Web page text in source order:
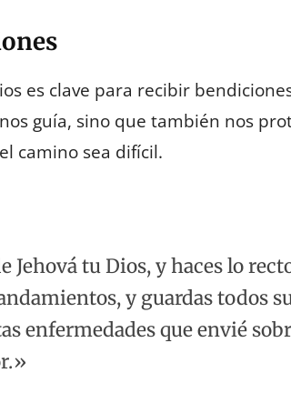
es clave para recibir
guía, sino que también nos
camino sea difícil.
Jehová tu Dios, y haces lo
y guardas todos
enfermedades que envié